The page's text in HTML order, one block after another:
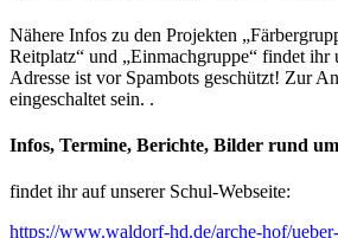
Nähere Infos zu den Projekten
Reitplatz“ und „Einmachgruppe“ findet ihr
Adresse ist vor Spambots geschützt! Zur
eingeschaltet sein. .
Infos, Termine, Berichte, Bilder rund
findet ihr auf unserer Schul-Webseite:
https://www.waldorf-hd.de/arche-hof/